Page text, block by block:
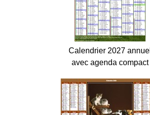
Calendrier 2027 annuel
avec agenda compact